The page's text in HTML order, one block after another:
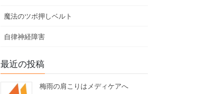
魔法のツボ押しベルト
自律神経障害
最近の投稿
梅雨の肩こりはメディケアへ